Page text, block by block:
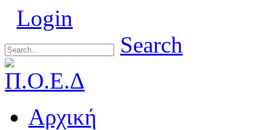
Login
Search
Αρχική